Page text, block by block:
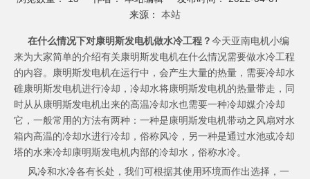
来源： 本站
["wechat","weibo","qzone","douban","email"]
在什么情况下对康明斯发电机做水冷工程？今天亚南电机小编
来为大家简单的介绍有关康明斯发电机在什么情况需要做水冷工程
的内容。康明斯发电机在运行中，会产生大量的热量，需要冷却水
碓康明斯发电机进行冷却，冷却水将康明斯发电机的热量带走，同
时从从康明斯发电机出来的高温冷却水也需要一种冷却媒介冷却
它，一般常用的方法有两种：一种是康明斯发电机带动之风扇对水
箱内高温的冷却水进行冷却，俗称风冷，另一种是通过水池或冷却
塔的水来冷却康明斯发电机内部的冷却水，俗称水冷。
风冷和水冷各有长处，我们可根据其使用环境而作出选择，一